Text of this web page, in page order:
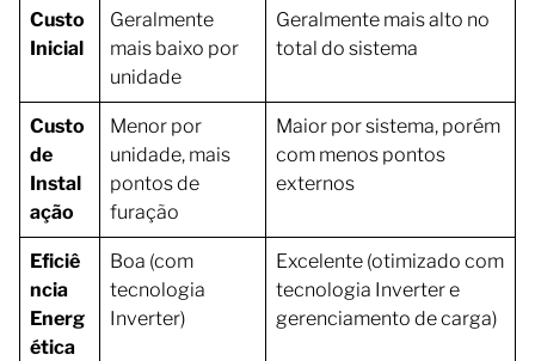
Custo
Inicial
Geralmente
mais baixo por
unidade
Geralmente mais alto no
total do sistema
Custo
de
Instal
ação
Menor por
unidade, mais
pontos de
furação
Maior por sistema, porém
com menos pontos
externos
Eficiê
ncia
Energ
ética
Boa (com
tecnologia
Inverter)
Excelente (otimizado com
tecnologia Inverter e
gerenciamento de carga)